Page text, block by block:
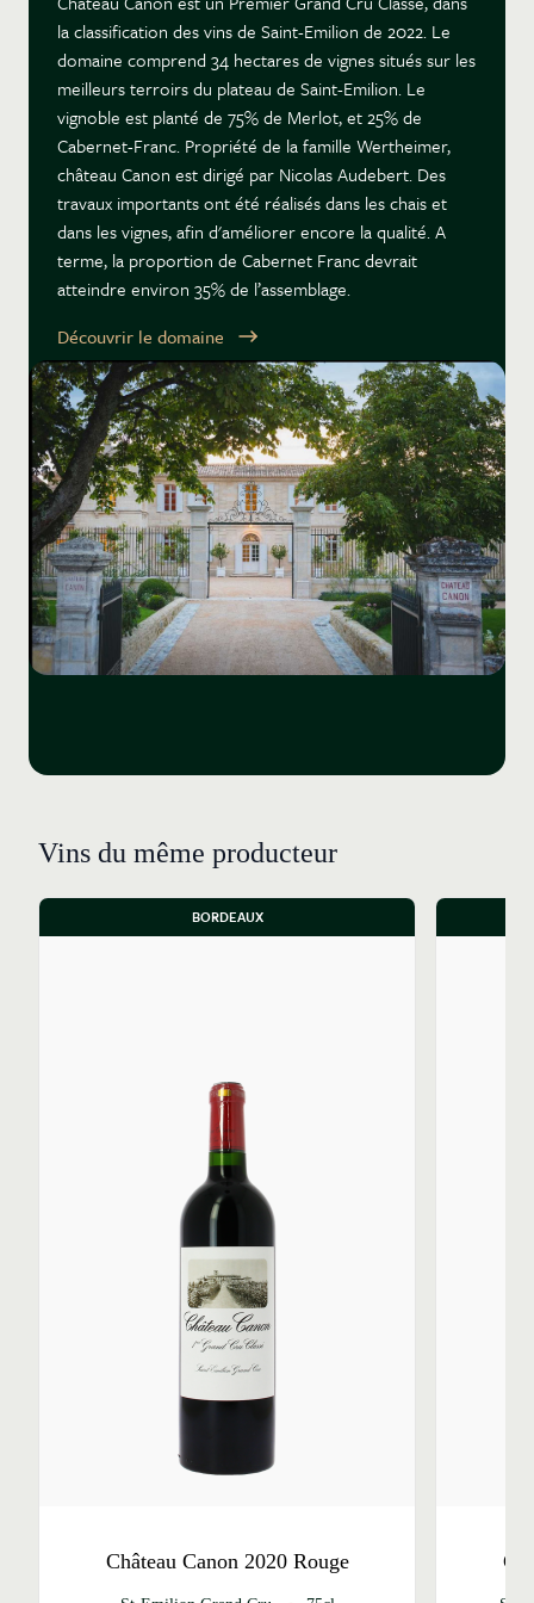
la classification des vins de Saint-Emilion de 2022. Le
domaine comprend 34 hectares de vignes situés sur les
meilleurs terroirs du plateau de Saint-Emilion. Le
vignoble est planté de 75% de Merlot, et 25% de
Cabernet-Franc. Propriété de la famille Wertheimer,
château Canon est dirigé par Nicolas Audebert. Des
travaux importants ont été réalisés dans les chais et
dans les vignes, afin d'améliorer encore la qualité. A
terme, la proportion de Cabernet Franc devrait
atteindre environ 35% de l’assemblage.
Découvrir le domaine
Vins du même producteur
BORDEAUX
Château Canon 2020 Rouge